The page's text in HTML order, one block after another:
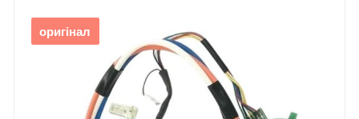
предельно долго.
Развернуть
оригінал